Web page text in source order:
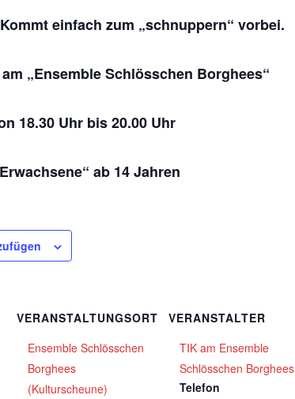
einfach zum „schnuppern“ vorbei.
„Ensemble Schlösschen Borghees“
18.30 Uhr bis 20.00 Uhr
ab 14 Jahren
VERANSTALTUNGSORT
Ensemble Schlösschen
Borghees
(Kulturscheune)
VERANSTALTER
TIK am Ensemble
Schlösschen Borghees
Telefon